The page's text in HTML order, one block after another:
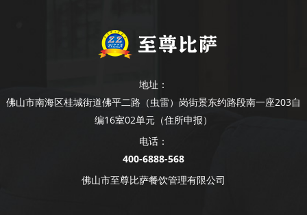
地址：
佛山市南海区桂城街道佛平二路（虫雷）岗街景东约路段南一座203自
编16室02单元（住所申报）
电话：
400-6888-568
佛山市至尊比萨餐饮管理有限公司